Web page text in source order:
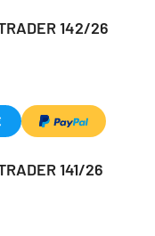
142/26
141/26